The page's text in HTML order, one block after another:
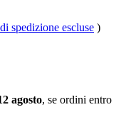
spedizione escluse )
agosto, se ordini entro